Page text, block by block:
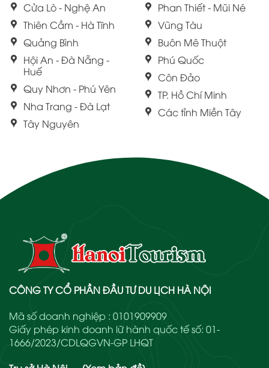
Cửa Lò - Nghệ An
Thiên Cầm - Hà Tĩnh
Quảng Bình
Hội An - Đà Nẵng -
Huế
Quy Nhơn - Phú Yên
Nha Trang - Đà Lạt
Tây Nguyên
Phan Thiết - Mũi Né
Vũng Tàu
Buôn Mê Thuột
Phú Quốc
Côn Đảo
TP. Hồ Chí Minh
Các tỉnh Miền Tây
CÔNG TY CỔ PHẦN ĐẦU TƯ DU LỊCH HÀ NỘI
Mã số doanh nghiệp : 0101909909
Giấy phép kinh doanh lữ hành quốc tế số: 01-
1666/2023/CDLQGVN-GP LHQT